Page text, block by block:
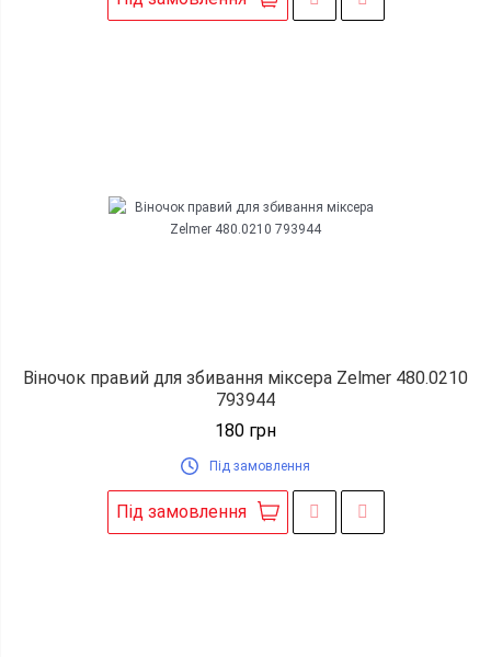
Віночок правий для збивання міксера Zelmer 480.0210
793944
180 грн
Під замовлення
Під замовлення